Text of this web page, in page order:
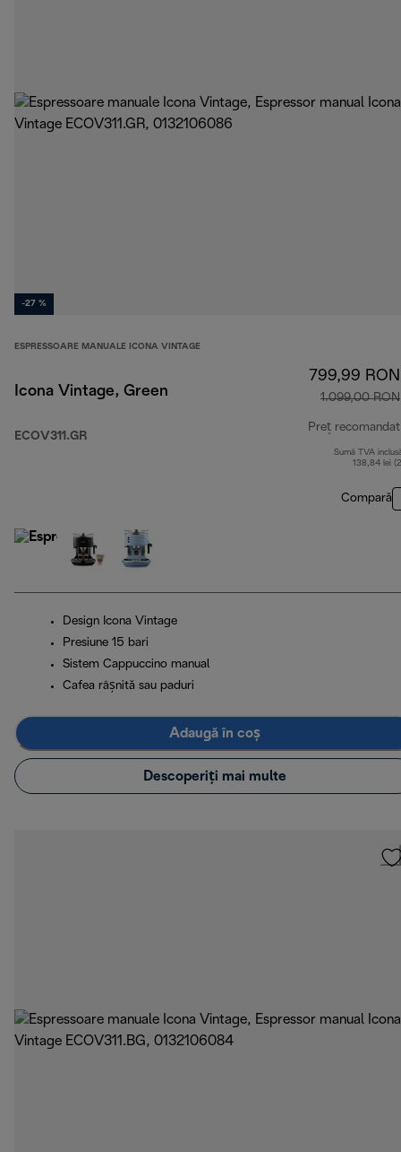
-27 %
ESPRESSOARE MANUALE ICONA VINTAGE
Icona Vintage, Green
ECOV311.GR
799,99 RON
1.099,00 RON
Preț recomandat
Sumă TVA
138,84 lei
Compară
Design Icona Vintage
Presiune 15 bari
Sistem Cappuccino manual
Cafea râșnită sau paduri
Adaugă în coș
Descoperiți mai multe